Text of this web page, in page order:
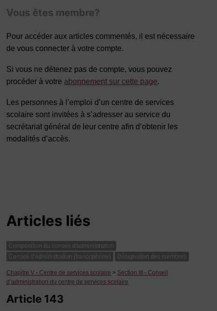
Vous êtes membre?
Pour accéder aux articles commentés, il est nécessaire
de vous connecter à votre compte.
Si vous ne détenez pas de compte, vous pouvez
procéder à votre abonnement sur cette page.
Les personnes à l’emploi d’un centre de services
scolaire sont invitées à s’adresser au service du
secrétariat général de leur centre afin d’obtenir les
modalités d’accès.
Articles liés
Composition du conseil d'administration
Conseil d'administration (francophone)
Désignation des membres
Chapitre V - Centre de services scolaire > Section III - Conseil
d’administration du centre de services scolaire
Article 143